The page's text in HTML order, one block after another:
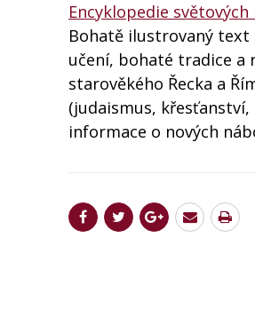
Encyklopedie
Bohatě ilustrovaný text
učení, bohaté tradice a
starověkého Řecka a
(judaismus,
informace o nových